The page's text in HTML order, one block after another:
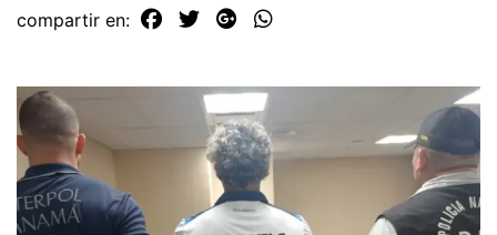
compartir en: